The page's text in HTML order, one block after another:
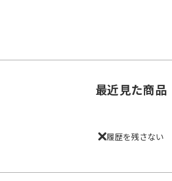
最近見た商品
履歴を残さない